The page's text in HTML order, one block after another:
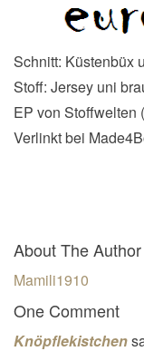
Schnitt: Küstenbüx
Stoff: Jersey uni
EP von Stoffwelten
Verlinkt bei
About The Author
Mamili1910
One Comment
Knöpflekistchen